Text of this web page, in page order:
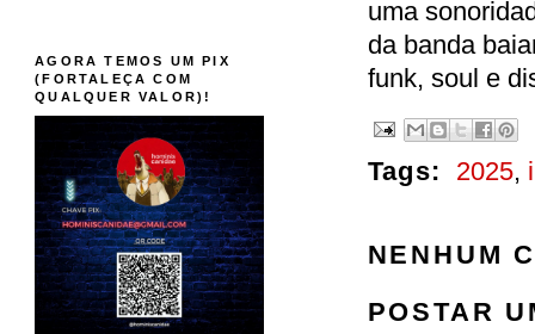
uma
da banda
funk, soul e
Tags: 2025,
NENHUM
POSTAR
AGORA TEMOS UM PIX
(FORTALEÇA COM
QUALQUER VALOR)!